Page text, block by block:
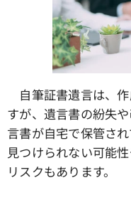
自筆証書遺言は、
すが、遺言書の紛失
言書が自宅で保管さ
見つけられない可能
リスクもあります。